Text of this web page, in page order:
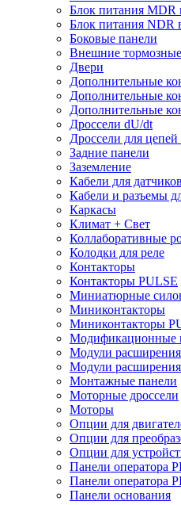
Блок питания MDR
Блок питания NDR
Боковые панели
Внешние
Двери
Дополнительные
Дополнительные
Дополнительные
Дроссели dU/dt
Дроссели для цепей
Задние панели
Заземление
Кабели для датчиков
Кабели и разъемы
Каркасы
Климат + Свет
Коллаборативные
Колодки для реле
Контакторы
Контакторы PULSE
Миниатюрные
Миниконтакторы
Миниконтакторы
Модификационные
Модули
Модули
Монтажные панели
Моторные дроссели
Моторы
Опции для
Опции для
Опции для
Панели оператора
Панели оператора
Панели основания